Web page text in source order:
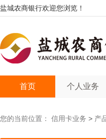
盐城农商银行欢迎您浏览！
首页 个人业务
您的当前位置： 信用卡业务 > 产